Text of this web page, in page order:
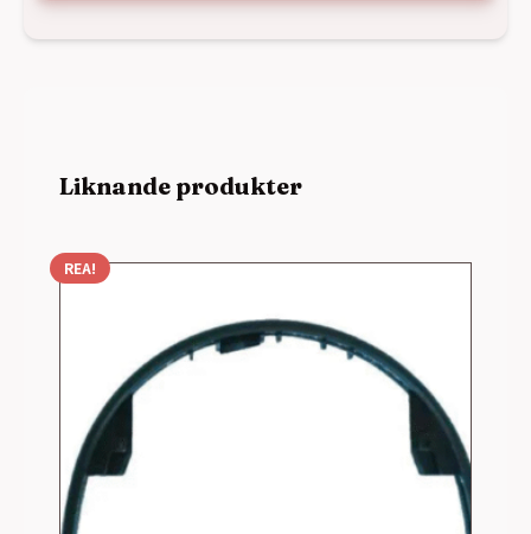
Liknande produkter
REA!